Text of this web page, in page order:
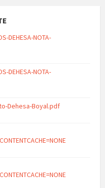
DEHESA-NOTA-
DEHESA-NOTA-
Dehesa-Boyal.pdf